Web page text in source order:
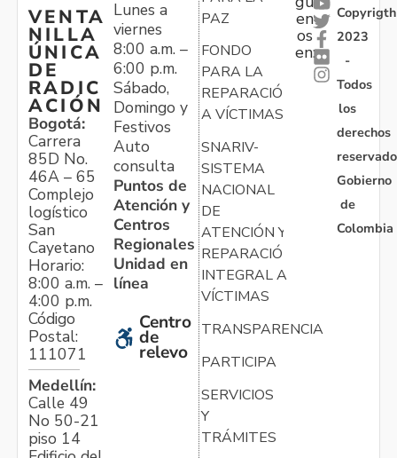
VENTA
NILLA
ÚNICA
DE
RADIC
ACIÓN
Bogotá:
Carrera
85D No.
46A – 65
Complejo
logístico
San
Cayetano
Horario:
8:00 a.m. –
4:00 p.m.
Código
Postal:
111071
Medellín:
Calle 49
No 50-21
piso 14
Lunes a
viernes
8:00 a.m. –
6:00 p.m.
Sábado,
Domingo y
Festivos
Auto
consulta
Puntos de
Atención y
Centros
Regionales
Unidad en
línea
Centro
de
relevo
PAZ
FONDO
PARA LA
REPARACIÓN
A VÍCTIMAS
SNARIV-
SISTEMA
NACIONAL
DE
ATENCIÓN Y
REPARACIÓN
INTEGRAL A
VÍCTIMAS
TRANSPARENCIA
PARTICIPA
SERVICIOS
Y
TRÁMITES
en
os
en:
Copyrigth
2023
-
Todos
los
derechos
Gobierno
de
Colombia